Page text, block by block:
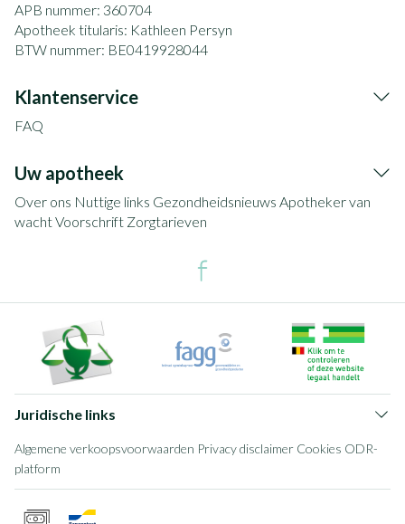
APB nummer: 360704
Apotheek titularis: Kathleen Persyn
BTW nummer: BE0419928044
Klantenservice
FAQ
Uw apotheek
Over ons Nuttige links Gezondheidsnieuws Apotheker van
wachtVoorschrift Zorgtarieven
Juridische links
Algemene verkoopsvoorwaarden Privacy disclaimer Cookies ODR-
platform